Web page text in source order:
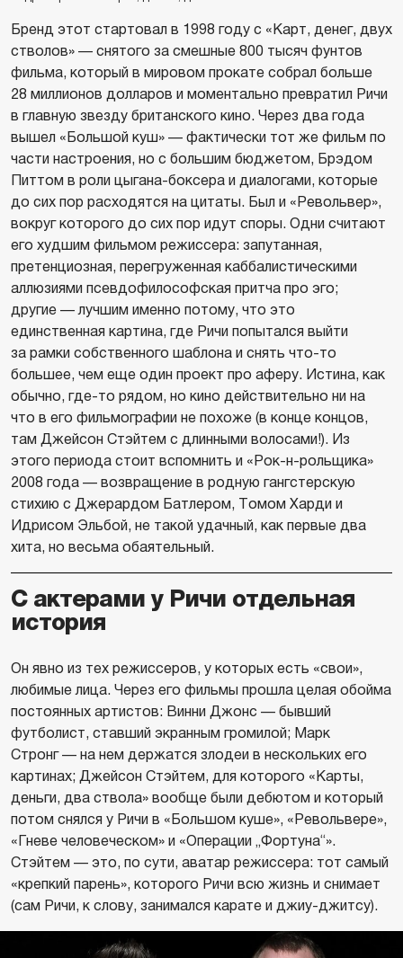
Бренд этот стартовал в 1998 году с «Карт, денег, двух
стволов» — снятого за смешные 800 тысяч фунтов
фильма, который в мировом прокате собрал больше
28 миллионов долларов и моментально превратил Ричи
в главную звезду британского кино. Через два года
вышел «Большой куш» — фактически тот же фильм по
части настроения, но с большим бюджетом, Брэдом
Питтом в роли цыгана-боксера и диалогами, которые
до сих пор расходятся на цитаты. Был и «Револьвер»,
вокруг которого до сих пор идут споры. Одни считают
его худшим фильмом режиссера: запутанная,
претенциозная, перегруженная каббалистическими
аллюзиями псевдофилософская притча про эго;
другие — лучшим именно потому, что это
единственная картина, где Ричи попытался выйти
за рамки собственного шаблона и снять что-то
большее, чем еще один проект про аферу. Истина, как
обычно, где-то рядом, но кино действительно ни на
что в его фильмографии не похоже (в конце концов,
там Джейсон Стэйтем с длинными волосами!). Из
этого периода стоит вспомнить и «Рок-н-рольщика»
2008 года — возвращение в родную гангстерскую
стихию с Джерардом Батлером, Томом Харди и
Идрисом Эльбой, не такой удачный, как первые два
хита, но весьма обаятельный.
С актерами у Ричи отдельная
история
Он явно из тех режиссеров, у которых есть «свои»,
любимые лица. Через его фильмы прошла целая обойма
постоянных артистов: Винни Джонс — бывший
футболист, ставший экранным громилой; Марк
Стронг — на нем держатся злодеи в нескольких его
картинах; Джейсон Стэйтем, для которого «Карты,
деньги, два ствола» вообще были дебютом и который
потом снялся у Ричи в «Большом куше», «Револьвере»,
«Гневе человеческом» и «Операции „Фортуна“».
Стэйтем — это, по сути, аватар режиссера: тот самый
«крепкий парень», которого Ричи всю жизнь и снимает
(сам Ричи, к слову, занимался карате и джиу-джитсу).